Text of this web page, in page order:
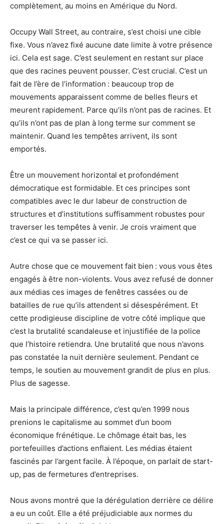
complètement, au moins en Amérique du Nord.
Occupy Wall Street, au contraire, s’est choisi une cible
fixe. Vous n’avez fixé aucune date limite à votre présence
ici. Cela est sage. C’est seulement en restant sur place
que des racines peuvent pousser. C’est crucial. C’est un
fait de l’ère de l’information : beaucoup trop de
mouvements apparaissent comme de belles fleurs et
meurent rapidement. Parce qu’ils n’ont pas de racines. Et
qu’ils n’ont pas de plan à long terme sur comment se
maintenir. Quand les tempêtes arrivent, ils sont
emportés.
Être un mouvement horizontal et profondément
démocratique est formidable. Et ces principes sont
compatibles avec le dur labeur de construction de
structures et d’institutions suffisamment robustes pour
traverser les tempêtes à venir. Je crois vraiment que
c’est ce qui va se passer ici.
Autre chose que ce mouvement fait bien : vous vous êtes
engagés à être non-violents. Vous avez refusé de donner
aux médias ces images de fenêtres cassées ou de
batailles de rue qu’ils attendent si désespérément. Et
cette prodigieuse discipline de votre côté implique que
c’est la brutalité scandaleuse et injustifiée de la police
que l’histoire retiendra. Une brutalité que nous n’avons
pas constatée la nuit dernière seulement. Pendant ce
temps, le soutien au mouvement grandit de plus en plus.
Plus de sagesse.
Mais la principale différence, c’est qu’en 1999 nous
prenions le capitalisme au sommet d’un boom
économique frénétique. Le chômage était bas, les
portefeuilles d’actions enflaient. Les médias étaient
fascinés par l’argent facile. À l’époque, on parlait de start-
up, pas de fermetures d’entreprises.
Nous avons montré que la dérégulation derrière ce délire
a eu un coût. Elle a été préjudiciable aux normes du